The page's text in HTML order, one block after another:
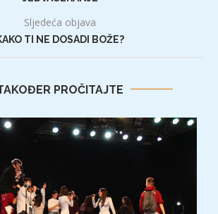
Sljedeća objava
TI NE DOSADI BOŽE?
PROČITAJTE